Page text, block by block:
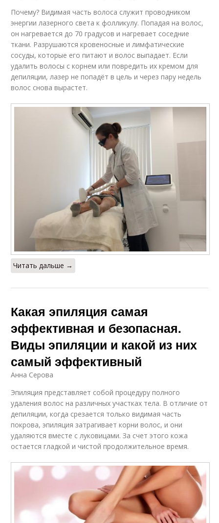
Почему? Видимая часть волоса служит проводником
энергии лазерного света к фолликулу. Попадая на волос,
он нагревается до 70 градусов и нагревает соседние
ткани. Разрушаются кровеносные и лимфатические
сосуды, которые его питают и волос выпадает. Если
удалить волосы с корнем или повредить их кремом для
депиляции, лазер не попадёт в цель и через пару недель
волос снова вырастет.
Читать дальше →
Какая эпиляция самая
эффективная и безопасная.
Виды эпиляции и какой из них
самый эффективный
Анна Серова
Эпиляция представляет собой процедуру полного
удаления волос на различных участках тела. В отличие от
депиляции, когда срезается только видимая часть
покрова, эпиляция затрагивает корни волос, и они
удаляются вместе с луковицами. За счет этого кожа
остается гладкой и чистой продолжительное время.